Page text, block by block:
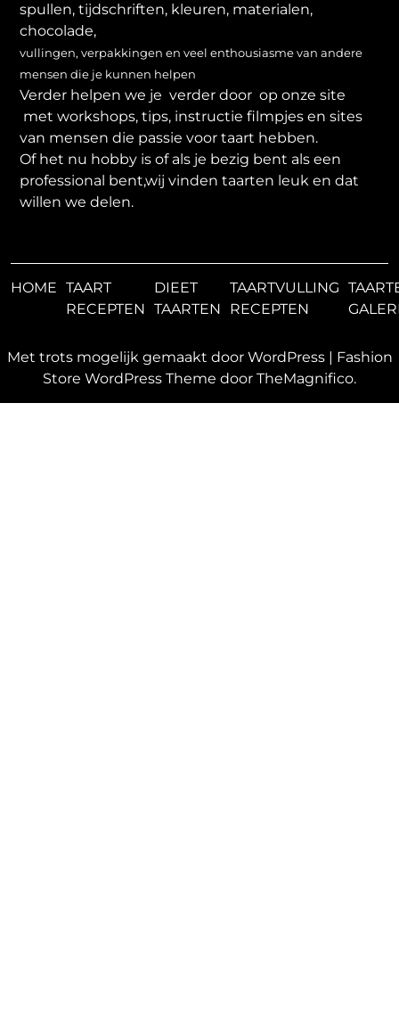
spullen, tijdschriften, kleuren, materialen,
chocolade,
vullingen, verpakkingen en veel enthousiasme van andere
mensen die je kunnen helpen
Verder helpen we je verder door op onze site
met workshops, tips, instructie filmpjes en sites
van mensen die passie voor taart hebben.
Of het nu hobby is of als je bezig bent als een
professional bent,wij vinden taarten leuk en dat
willen we delen.
HOME TAART
RECEPTEN
DIEET
TAARTEN
TAARTVULLING
RECEPTEN
Met trots mogelijk gemaakt door WordPress | Fashion
Store WordPress Theme door TheMagnifico.